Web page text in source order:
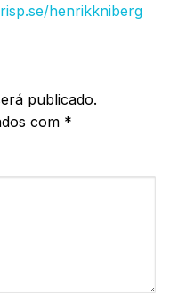
henrikkniberg
publicado.
com *